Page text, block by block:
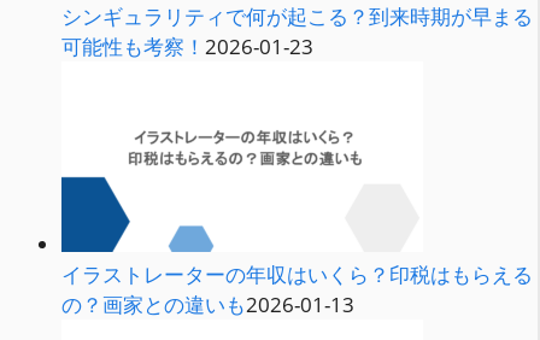
シンギュラリティで何が起こる？到来時期が早まる
可能性も考察！ 2026-01-23
イラストレーターの年収はいくら？印税はもらえる
の？画家との違いも2026-01-13